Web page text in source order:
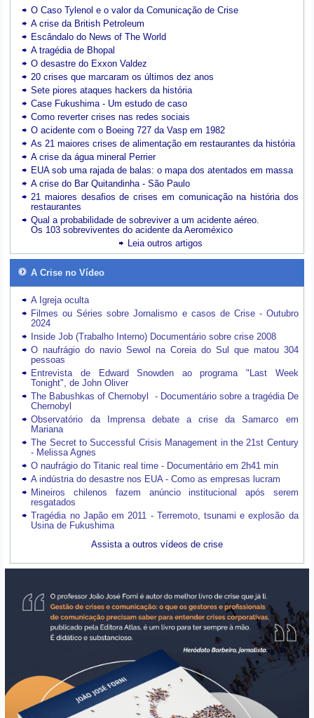
O Caso Tylenol e o valor da Comunicação de Crise
A crise da British Petroleum
Escândalo do News of The World
A tragédia de Bhopal
O desastre do Exxon Valdez
20 crises que marcaram os últimos dez anos
Sete piores ataques hackers da história
Case Fukushima - Um estudo de caso
Como reverter crises nas redes sociais
O acidente com o Boeing 727 da Vasp em 1982
As 21 maiores crises de alimentação em restaurantes da história
A crise da água mineral Perrier
EUA sob uma rajada de balas: o mapa dos atentados em massa
A crise do Bar Quitandinha - São Paulo
21 maiores desafios de crises em comunicação na história dos
restaurantes
Qual a probabilidade de sobreviver a um acidente aéreo.
Os 103 sobreviventes do acidente da Aeroméxico
Leia outros artigos
A Crise no Vídeo
A Igreja oculta
Filmes ou Séries sobre Jornalismo e casos de Crise - Outubro
2024
Inside Job (Trabalho Interno) Documentário sobre crise 2008
O naufrágio do navio Sewol na Coreia do Sul que matou 304
pessoas
Entrevista de Edward Snowden ao programa "Last Week
Tonight", de John Oliver
The Babushkas of Chernobyl - Documentário sobre a tragédia De
Chernobyl
Observatório da Imprensa debate a crise da Samarco em
Mariana
The Secret to Successful Crisis Management in the 21st Century
- Melissa Agnes
O naufrágio do Titanic real time - Documentário em 2h41 min
A indústria do desastre nos EUA - Como as empresas lucram
Mineiros chilenos fazem anúncio institucional após serem
resgatados
Tragédia no Japão em 2011 - Terremoto, tsunami e explosão da
Usina de Fukushima
Assista a outros vídeos de crise